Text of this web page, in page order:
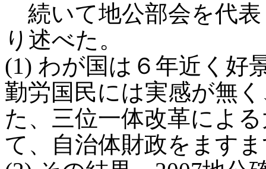
続いて地公部会を代表
り述べた。
(1) わが国は６年近く好
勤労国民には実感が無
た、三位一体改革によ
て、自治体財政をます